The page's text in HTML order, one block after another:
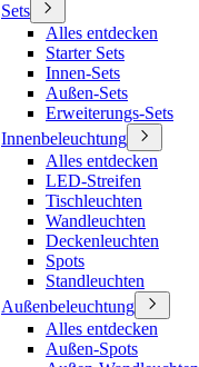
Sets
Alles entdecken
Starter Sets
Innen-Sets
Außen-Sets
Erweiterungs-Sets
Innenbeleuchtung
Alles entdecken
LED-Streifen
Tischleuchten
Wandleuchten
Deckenleuchten
Spots
Standleuchten
Außenbeleuchtung
Alles entdecken
Außen-Spots